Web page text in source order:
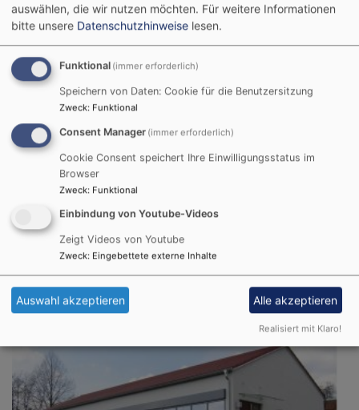
Sa, 19.9. 10-16 Uhr
Pilgerwanderung: Unterwegs auf den Spuren der
christlichen Missionare Willibald, Wunibald und
Walburga
Heidenheim Münster St. Wunibald
Sa, 26.9.
Dekanatskonfitag - Save the date
Diakonin Franziska Heim
Gunzenhausen Evangelisch-Lutherisches Dekanat
Gunzenhausen
auswählen, die wir nutzen möchten. Für weitere Informationen
bitte unsere Datenschutzhinweise lesen.
Funktional (immer erforderlich)
Speichern von Daten: Cookie für die Benutzersitzung
Zweck: Funktional
Consent Manager (immer erforderlich)
Cookie Consent speichert Ihre Einwilligungsstatus im
Browser
Zweck: Funktional
Einbindung von Youtube-Videos
Zeigt Videos von Youtube
Zweck: Eingebettete externe Inhalte
Auswahl akzeptieren Alle akzeptieren
Realisiert mit Klaro!